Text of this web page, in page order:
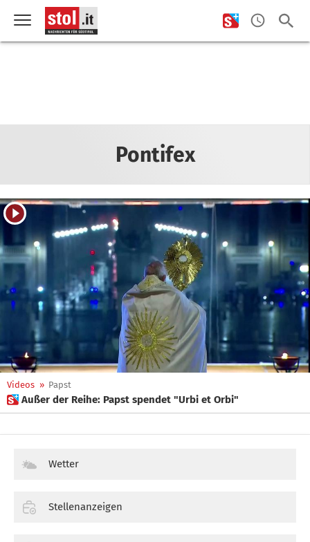
Pontifex
Videos » Papst
 Außer der Reihe: Papst spendet "Urbi et Orbi"
Wetter
Stellenanzeigen